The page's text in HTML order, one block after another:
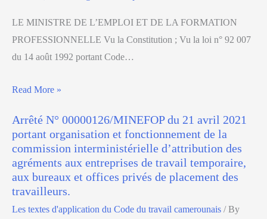
LE MINISTRE DE L’EMPLOI ET DE LA FORMATION
PROFESSIONNELLE Vu la Constitution ; Vu la loi n° 92 007
du 14 août 1992 portant Code…
Read More »
Arrêté N° 00000126/MINEFOP du 21 avril 2021
portant organisation et fonctionnement de la
commission interministérielle d’attribution des
agréments aux entreprises de travail temporaire,
aux bureaux et offices privés de placement des
travailleurs.
Les textes d'application du Code du travail camerounais / By